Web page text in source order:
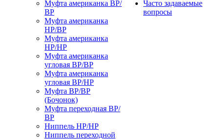
Муфта американка ВР/
ВР
Муфта американка
НР/ВР
Муфта американка
НР/НР
Муфта американка
угловая ВР/ВР
Муфта американка
угловая ВР/НР
Муфта ВР/ВР
(Бочонок)
Муфта переходная ВР/
ВР
Ниппель НР/НР
Ниппель переходной
Часто задаваемые
вопросы